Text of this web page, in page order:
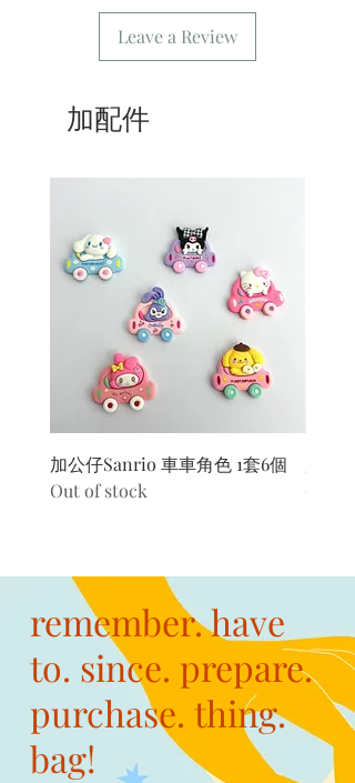
Leave a Review
加配件
加公仔Sanrio 車車角色 1套6個
Out of stock
remember. have
to. since. prepare.
purchase. thing.
bag!